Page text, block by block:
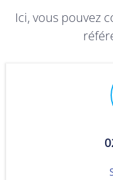
Ici, vous pouvez